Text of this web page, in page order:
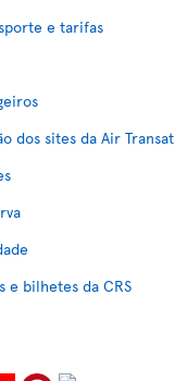
e tarifas
dos sites da Air Transat
e bilhetes da CRS